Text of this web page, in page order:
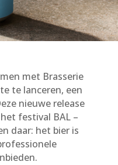
met Brasserie
te lanceren, een
nieuwe release
festival BAL –
daar: het bier is